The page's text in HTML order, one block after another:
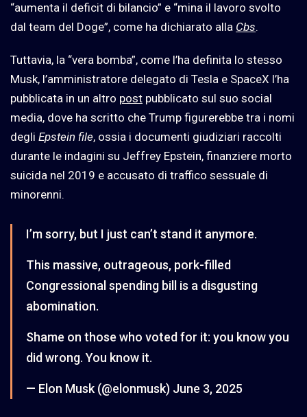
“aumenta il deficit di bilancio” e “mina il lavoro svolto
dal team del Doge”, come ha dichiarato alla Cbs.
Tuttavia, la “vera bomba”, come l’ha definita lo stesso
Musk, l’amministratore delegato di Tesla e SpaceX l’ha
pubblicata in un altro post pubblicato sul suo social
media, dove ha scritto che Trump figurerebbe tra i nomi
degli Epstein file, ossia i documenti giudiziari raccolti
durante le indagini su Jeffrey Epstein, finanziere morto
suicida nel 2019 e accusato di traffico sessuale di
minorenni.
I’m sorry, but I just can’t stand it anymore.
This massive, outrageous, pork-filled
Congressional spending bill is a disgusting
abomination.
Shame on those who voted for it: you know you
did wrong. You know it.
— Elon Musk (@elonmusk) June 3, 2025